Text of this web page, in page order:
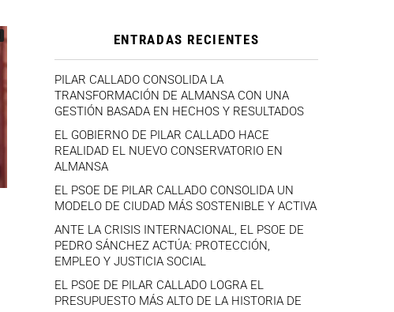
ENTRADAS RECIENTES
PILAR CALLADO CONSOLIDA LA
TRANSFORMACIÓN DE ALMANSA CON UNA
GESTIÓN BASADA EN HECHOS Y RESULTADOS
EL GOBIERNO DE PILAR CALLADO HACE
REALIDAD EL NUEVO CONSERVATORIO EN
ALMANSA
EL PSOE DE PILAR CALLADO CONSOLIDA UN
MODELO DE CIUDAD MÁS SOSTENIBLE Y ACTIVA
ANTE LA CRISIS INTERNACIONAL, EL PSOE DE
PEDRO SÁNCHEZ ACTÚA: PROTECCIÓN,
EMPLEO Y JUSTICIA SOCIAL
EL PSOE DE PILAR CALLADO LOGRA EL
PRESUPUESTO MÁS ALTO DE LA HISTORIA DE